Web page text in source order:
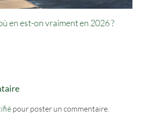
en est-on vraiment en 2026 ?
pour poster un commentaire.